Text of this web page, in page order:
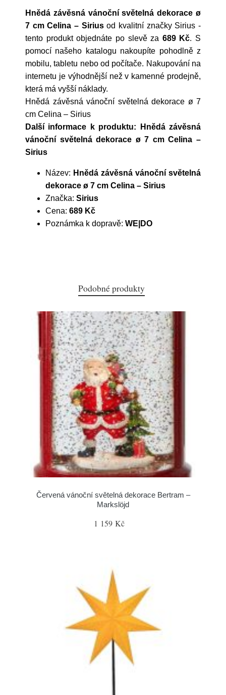
Hnědá závěsná vánoční světelná dekorace ø
7 cm Celina – Siriusod kvalitní značky Sirius -
tento produkt objednáte po slevě za 689 Kč. S
pomocí našeho katalogu nakoupíte pohodlně z
mobilu, tabletu nebo od počítače. Nakupování na
internetu je výhodnější než v kamenné prodejně,
která má vyšší náklady.
Hnědá závěsná vánoční světelná dekorace ø 7
cm Celina – Sirius
Další informace k produktu: Hnědá závěsná
vánoční světelná dekorace ø 7 cm Celina –
Sirius
Název: Hnědá závěsná vánoční světelná
dekorace ø 7 cm Celina – Sirius
Značka: Sirius
Cena: 689 Kč
Poznámka k dopravě: WE|DO
Podobné produkty
Červená vánoční světelná dekorace Bertram –
Markslöjd
1 159 Kč